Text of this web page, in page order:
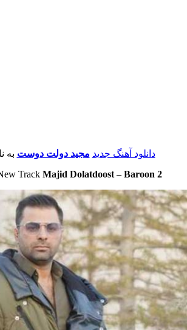
دانلود آهنگ جدید مجید دولت دوست به
Track Majid Dolatdoost– Baroon 2